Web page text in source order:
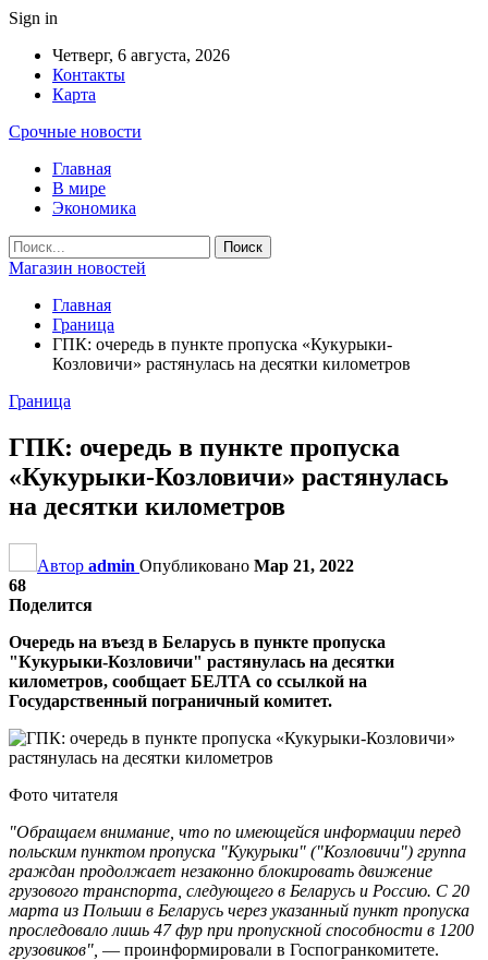
Sign in
Четверг, 6 августа, 2026
Контакты
Карта
Срочные новости
Главная
В мире
Экономика
Магазин новостей
Главная
Граница
ГПК: очередь в пункте пропуска «Кукурыки-
Козловичи» растянулась на десятки километров
Граница
ГПК: очередь в пункте пропуска
«Кукурыки-Козловичи» растянулась
на десятки километров
Автор admin Опубликовано Мар 21, 2022
68
Поделится
Очередь на въезд в Беларусь в пункте пропуска
"Кукурыки-Козловичи" растянулась на десятки
километров, сообщает БЕЛТА со ссылкой на
Государственный пограничный комитет.
Фото читателя
"Обращаем внимание, что по имеющейся информации перед
польским пунктом пропуска "Кукурыки" ("Козловичи") группа
граждан продолжает незаконно блокировать движение
грузового транспорта, следующего в Беларусь и Россию. С 20
марта из Польши в Беларусь через указанный пункт пропуска
проследовало лишь 47 фур при пропускной способности в 1200
грузовиков", — проинформировали в Госпогранкомитете.